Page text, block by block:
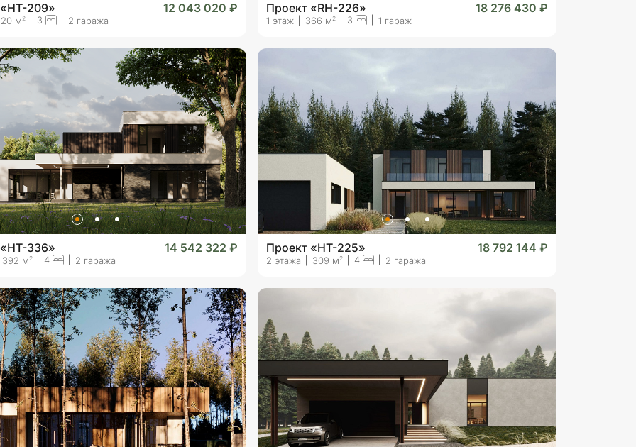
209» 12 043 020 ₽
м2 3 2 гаража
Проект «RH-226» 18 276 430 ₽
1 этаж 366 м2 3 1 гараж
336» 14 542 322 ₽
392 м2 4 2 гаража
Проект «HT-225» 18 792 144 ₽
2 этажа 309 м2 4 2 гаража